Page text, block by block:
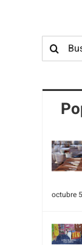
Buscar:
octubre